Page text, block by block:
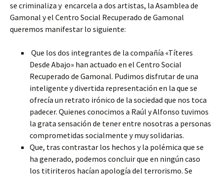
se criminaliza y encarcela a dos artistas, la Asamblea de
Gamonal y el Centro Social Recuperado de Gamonal
queremos manifestar lo siguiente:
Que los dos integrantes de la compañía «Títeres
Desde Abajo» han actuado en el Centro Social
Recuperado de Gamonal. Pudimos disfrutar de una
inteligente y divertida representación en la que se
ofrecía un retrato irónico de la sociedad que nos toca
padecer. Quienes conocimos a Raúl y Alfonso tuvimos
la grata sensación de tener entre nosotras a personas
comprometidas socialmente y muy solidarias.
Que, tras contrastar los hechos y la polémica que se
ha generado, podemos concluir que en ningún caso
los titiriteros hacían apología del terrorismo. Se